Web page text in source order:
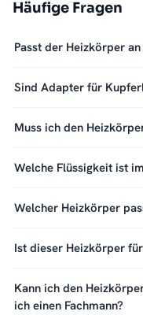
Häufige Fragen
Passt der Heizkörper
Sind Adapter für
Muss ich den
Welche Flüssigkeit ist
Welcher Heizkörper
Ist dieser Heizkörper
Kann ich den
ich einen Fachmann?